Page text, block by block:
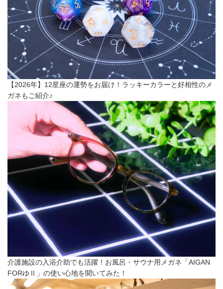
【2026年】12星座の運勢をお届け！ラッキーカラーと好相性のメ
ガネもご紹介♪
介護施設の入浴介助でも活躍！お風呂・サウナ用メガネ「AIGAN
FORゆⅡ」の使い心地を聞いてみた！